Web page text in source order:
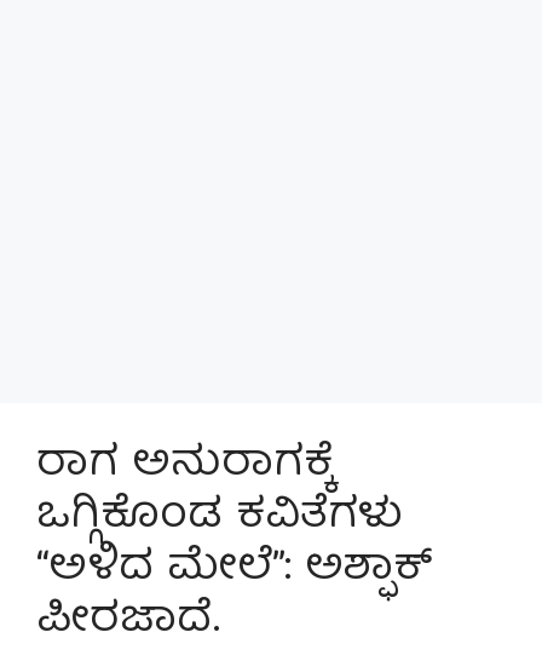
ರಾಗ ಅನುರಾಗಕ್ಕೆ
ಒಗ್ಗಿಕೊಂಡ ಕವಿತೆಗಳು
“ಅಳಿದ ಮೇಲೆ”: ಅಶ್ಫಾಕ್
ಪೀರಜಾದೆ.